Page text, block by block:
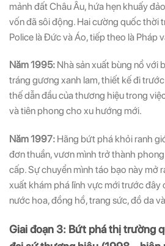
mảnh đất Châu Âu, hứa hẹn khuấy
vốn đã sôi động. Hai cường quốc thời
Police là Đức và Áo, tiếp theo là Pháp
Năm 1995: Nhà sản xuất bùng nổ với
tráng gương xanh lam, thiết kế đi
thế dẫn đầu của thương hiệu trong
và tiên phong cho xu hướng mới.
Năm 1997: Hãng bứt phá khỏi ranh
đơn thuần, vươn mình trở thành
cấp. Sự chuyển mình táo bạo này mở
xuất khám phá lĩnh vực mới trước đây
nước hoa, đồng hồ, trang sức, đồ da
Giai đoạn 3: Bứt phá thị trường